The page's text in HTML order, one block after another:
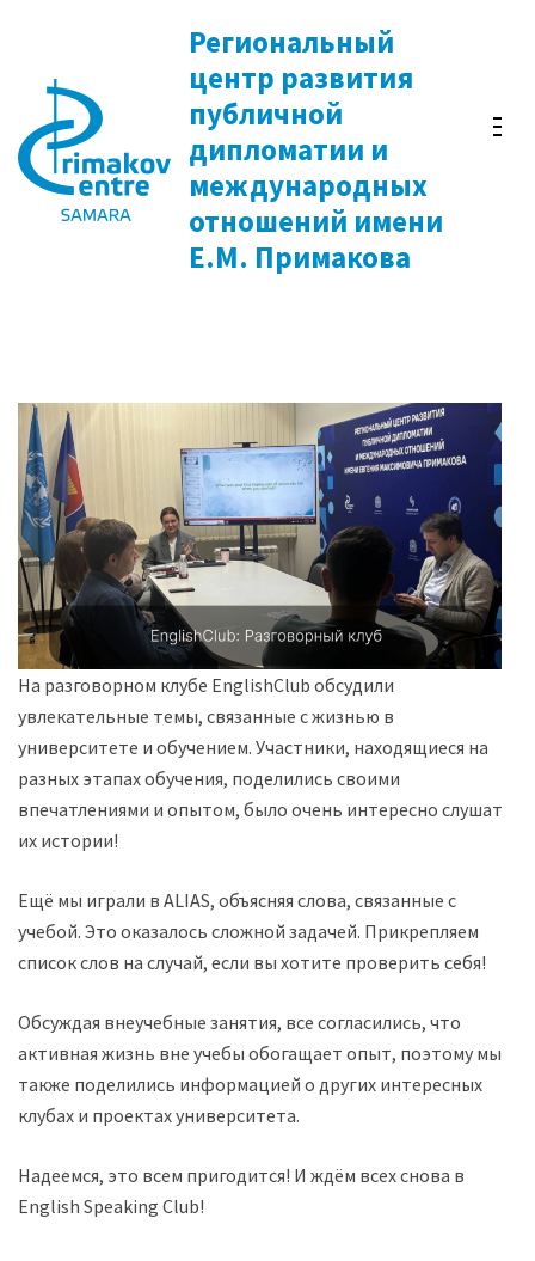
содержимому
(нажмите
Enter)
Региональный
центр развития
публичной
дипломатии и
международных
отношений имени
Е.М. Примакова
На разговорном клубе EnglishClub обсудили
увлекательные темы, связанные с жизнью в
университете и обучением. Участники, находящиеся на
разных этапах обучения, поделились своими
впечатлениями и опытом, было очень интересно слушать
их истории!
Ещё мы играли в ALIAS, объясняя слова, связанные с
учебой. Это оказалось сложной задачей. Прикрепляем
список слов на случай, если вы хотите проверить себя!
Обсуждая внеучебные занятия, все согласились, что
активная жизнь вне учебы обогащает опыт, поэтому мы
также поделились информацией о других интересных
клубах и проектах университета.
Надеемся, это всем пригодится! И ждём всех снова в
English Speaking Club!